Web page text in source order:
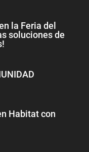
la Feria del
soluciones de
Habitat con